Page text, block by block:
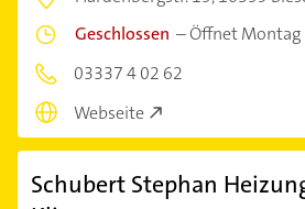
Geschlossen –Öffnet Montag
03337 4 02 62
Webseite
Schubert Stephan